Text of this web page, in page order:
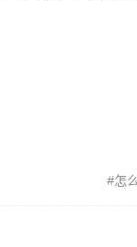
怎